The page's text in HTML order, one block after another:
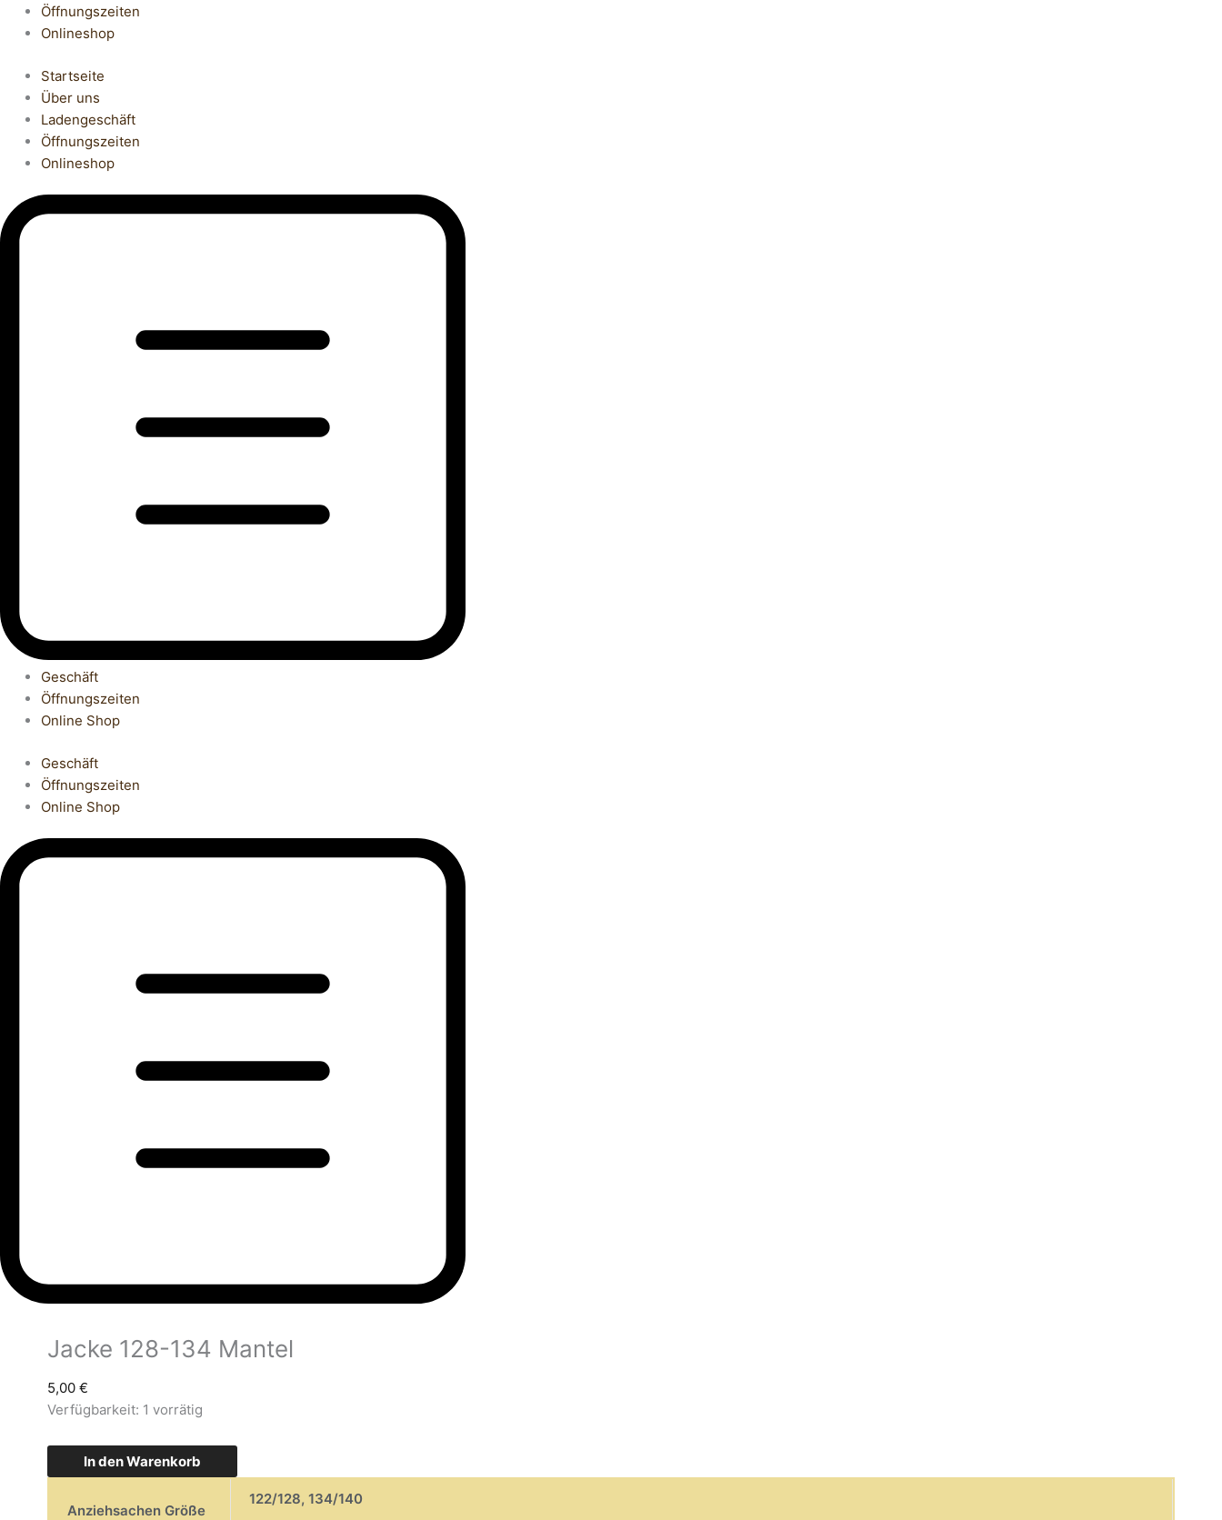
Öffnungszeiten
Onlineshop
Startseite
Über uns
Ladengeschäft
Öffnungszeiten
Onlineshop
Geschäft
Öffnungszeiten
Online Shop
Geschäft
Öffnungszeiten
Online Shop
Jacke 128-134 Mantel
5,00 €
Verfügbarkeit: 1 vorrätig
In den Warenkorb
Anziehsachen Größe
122/128, 134/140